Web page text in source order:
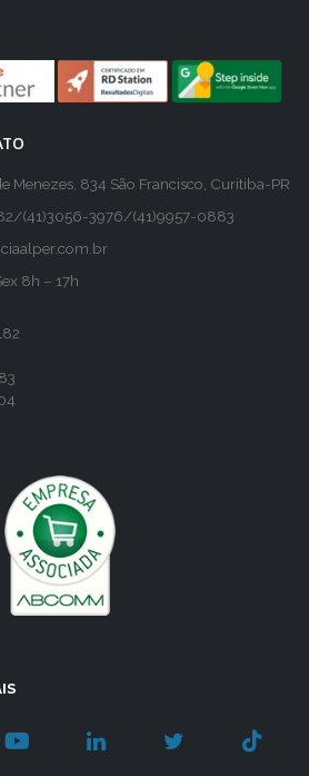
Menezes, 834 São Francisco, Curitiba-PR
(41)3056-3976/(41)9957-0883
8h – 17h